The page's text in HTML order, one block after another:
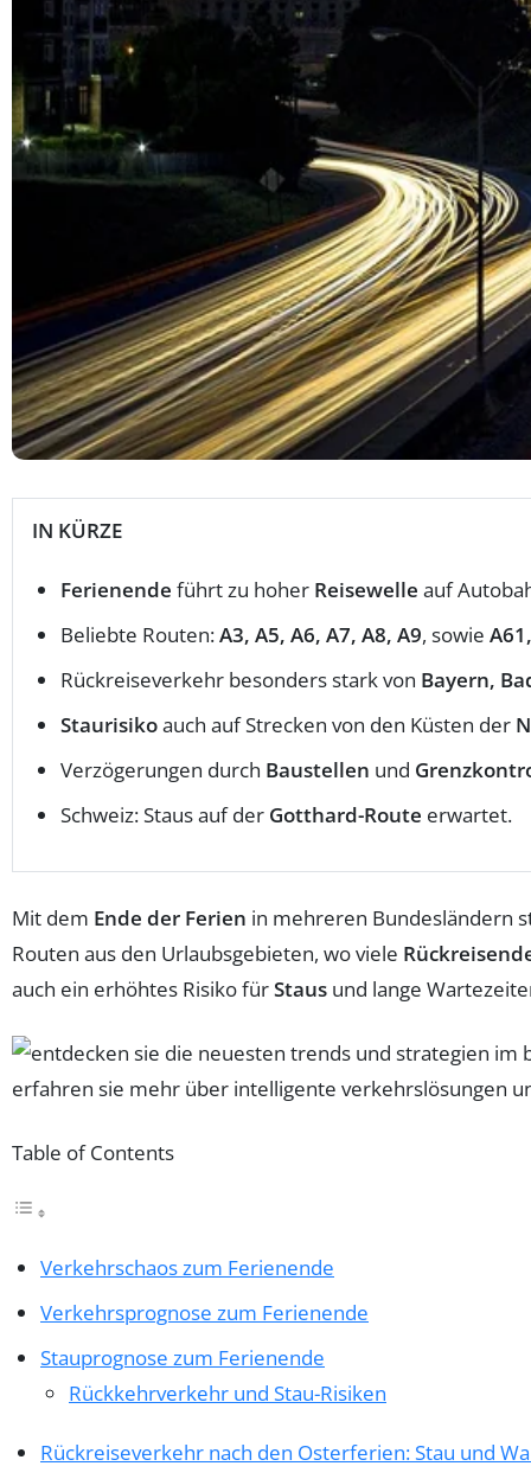
IN KÜRZE
Ferienende führt zu hoher Reisewelle auf
Beliebte Routen:A3, A5, A6, A7, A8, A9, sowie
Rückreiseverkehr besonders stark von Bayern,
Staurisikoauch auf Strecken von den Küsten der
Verzögerungen durch Baustellen und
Schweiz: Staus auf der Gotthard-Route erwartet.
Mit dem Ende der Ferien in mehreren Bundesländern
Routen aus den Urlaubsgebieten, wo viele
auch ein erhöhtes Risiko fürStaus und lange
Table of Contents
Verkehrschaos zum Ferienende
Verkehrsprognose zum Ferienende
Stauprognose zum Ferienende
Rückkehrverkehr und Stau-Risiken
Rückreiseverkehr nach den Osterferien: Stau und